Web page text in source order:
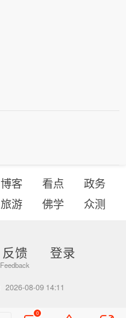
博客 看点
政务
旅游 佛学 众测
反馈 登录
2026-08-09 14:11
0